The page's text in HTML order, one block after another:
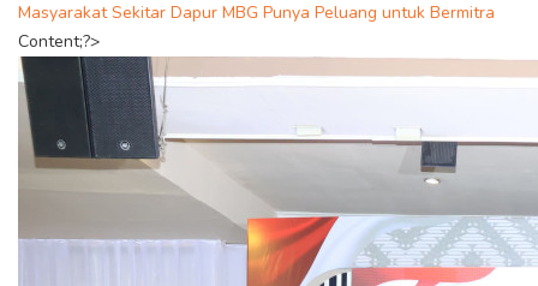
Masyarakat Sekitar Dapur MBG Punya Peluang untuk Bermitra
Content;?>